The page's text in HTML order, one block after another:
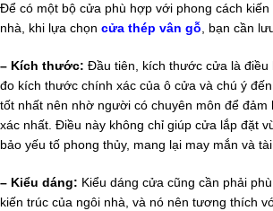
Để có một bộ cửa phù hợp với phong cách
nhà, khi lựa chọn cửa thép vân gỗ, bạn cần
– Kích thước: Đầu tiên, kích thước cửa là điều
đo kích thước chính xác của ô cửa và chú ý
tốt nhất nên nhờ người có chuyên môn để đảm
xác nhất. Điều này không chỉ giúp cửa lắp đặt
bảo yếu tố phong thủy, mang lại may mắn và
– Kiểu dáng: Kiểu dáng cửa cũng cần phải
kiến trúc của ngôi nhà, và nó nên tương thích